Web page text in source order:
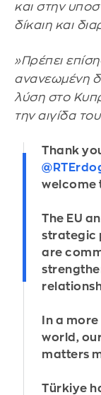
και στην
δίκαιη και
»Πρέπει
ανανεωμένη
λύση στο
την αιγίδα
Thank
welcome
The EU
strategic
are
In a
world,
matters
Türkiye